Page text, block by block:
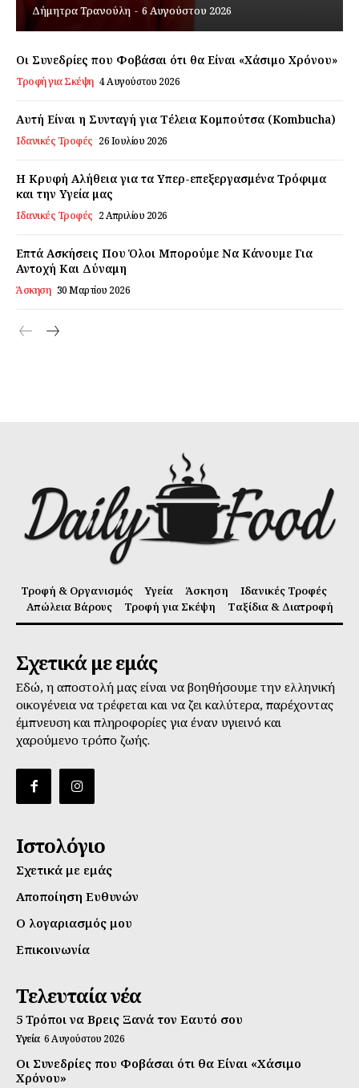
Εγγραφείτε τώρα!
Daily Food
Αποποίηση Ευθυνών
Ο λογαριασμός μου
Δήμητρα Τρανούλη - 6 Αυγούστου 2026
Οι Συνεδρίες που Φοβάσαι ότι θα Είναι «Χάσιμο Χρόνου»
Τροφή για Σκέψη 4 Αυγούστου 2026
Αυτή Είναι η Συνταγή για Τέλεια Κομπούτσα (Kombucha)
Ιδανικές Τροφές 26 Ιουλίου 2026
Η Κρυφή Αλήθεια για τα Υπερ-επεξεργασμένα Τρόφιμα
και την Υγεία μας
Ιδανικές Τροφές 2 Απριλίου 2026
Επτά Ασκήσεις Που Όλοι Μπορούμε Να Κάνουμε Για
Αντοχή Και Δύναμη
Άσκηση 30 Μαρτίου 2026
Τροφή & Οργανισμός Υγεία Άσκηση
Ιδανικές Τροφές
Απώλεια Βάρους
Τροφή για Σκέψη Ταξίδια & Διατροφή
Σχετικά με εμάς
Εδώ, η αποστολή μας είναι να βοηθήσουμε την ελληνική
οικογένεια να τρέφεται και να ζει καλύτερα, παρέχοντας
έμπνευση και πληροφορίες για έναν υγιεινό και
χαρούμενο τρόπο ζωής.
Ιστολόγιο
Σχετικά με εμάς
Αποποίηση Ευθυνών
Ο λογαριασμός μου
Επικοινωνία
Τελευταία νέα
5 Τρόποι να Βρεις Ξανά τον Εαυτό σου
Υγεία 6 Αυγούστου 2026
Οι Συνεδρίες που Φοβάσαι ότι θα Είναι «Χάσιμο
Χρόνου»